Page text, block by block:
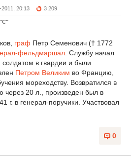
2011, 20:13 3 209
"С"
граф Петр Семенович († 1772
фельдмаршал . Службу начал
солдатом в гвардии и были
Петром Великим во Францию,
мореходству. Возвратился в
через 20 л., произведен был в
г. в генерал-поручики. Участвовал
0